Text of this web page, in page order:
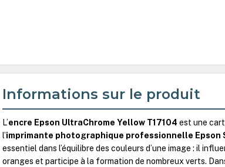
Informations sur le produit
L’encre Epson UltraChrome Yellow T17104 est une
l’imprimante photographique professionnelle Epson
essentiel dans l’équilibre des couleurs d’une image : il
oranges et participe à la formation de nombreux verts.